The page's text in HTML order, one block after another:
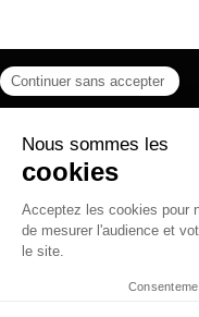
POLITIQUE DE
© 2026